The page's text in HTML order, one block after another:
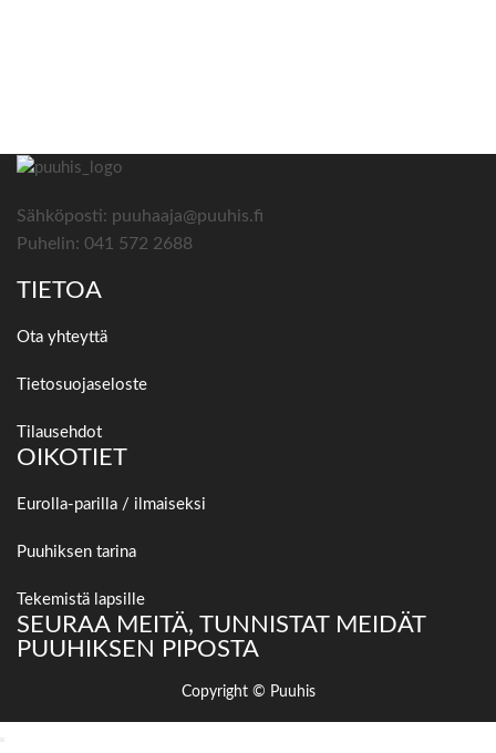
Sähköposti: puuhaaja@puuhis.fi
Puhelin: 041 572 2688
TIETOA
Ota yhteyttä
Tietosuojaseloste
Tilausehdot
OIKOTIET
Eurolla-parilla / ilmaiseksi
Puuhiksen tarina
Tekemistä lapsille
SEURAA MEITÄ, TUNNISTAT MEIDÄT
PUUHIKSEN PIPOSTA
Copyright © Puuhis